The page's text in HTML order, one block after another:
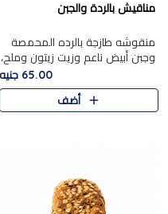
مناقيش بالردة والجبن
منقوشه طازجة بالرده المحمصة
وجبن أبيض ناعم وزيت زيتون وملح،
مباشرة من الفرن.الرده مع نعومة
الجبن فوق عجينة طازجة.
65.00 جنيه
أضف